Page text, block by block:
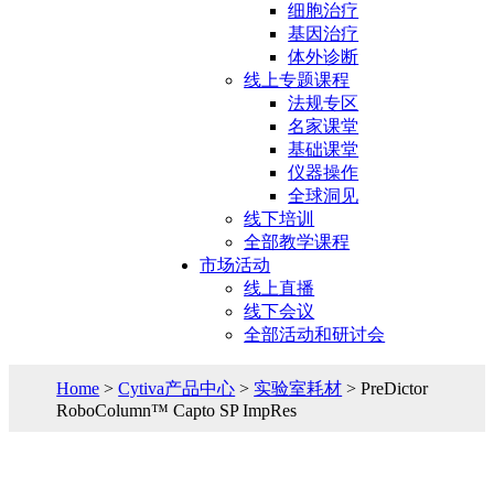
细胞治疗
基因治疗
体外诊断
线上专题课程
法规专区
名家课堂
基础课堂
仪器操作
全球洞见
线下培训
全部教学课程
市场活动
线上直播
线下会议
全部活动和研讨会
Home >Cytiva产品中心 > 实验室耗材 > PreDictor
RoboColumn™ Capto SP ImpRes